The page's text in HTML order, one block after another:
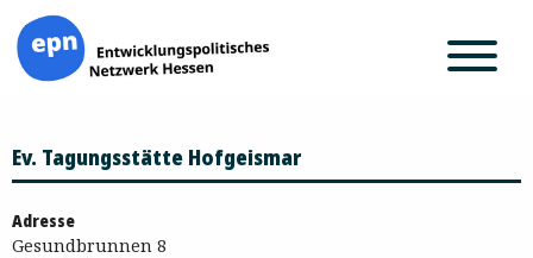
Inhalt
springen
Ev. Tagungsstätte Hofgeismar
Adresse
Gesundbrunnen 8